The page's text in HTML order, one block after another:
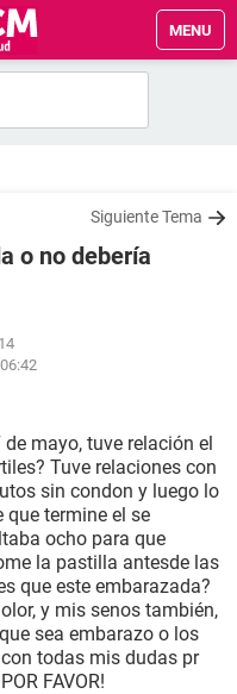
MENU
Siguiente Tema
o no debería
mayo, tuve relación el
Tuve relaciones con
sin condon y luego lo
termine el se
ocho para que
la pastilla antesde las
que este embarazada?
y mis senos también,
sea embarazo o los
todas mis dudas pr
FAVOR!